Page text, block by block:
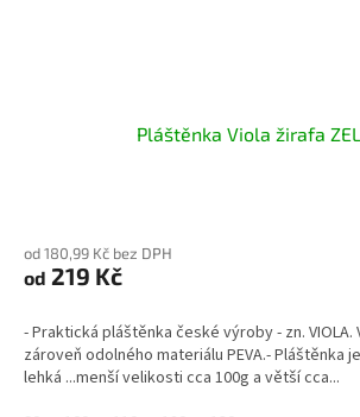
Pláštěnka Viola žirafa
od 180,99 Kč bez DPH
od 219 Kč
- Praktická pláštěnka české výroby - zn. VIOLA.
zároveň odolného materiálu PEVA.- Pláštěnka
lehká ...menší velikosti cca 100g a větší cca...